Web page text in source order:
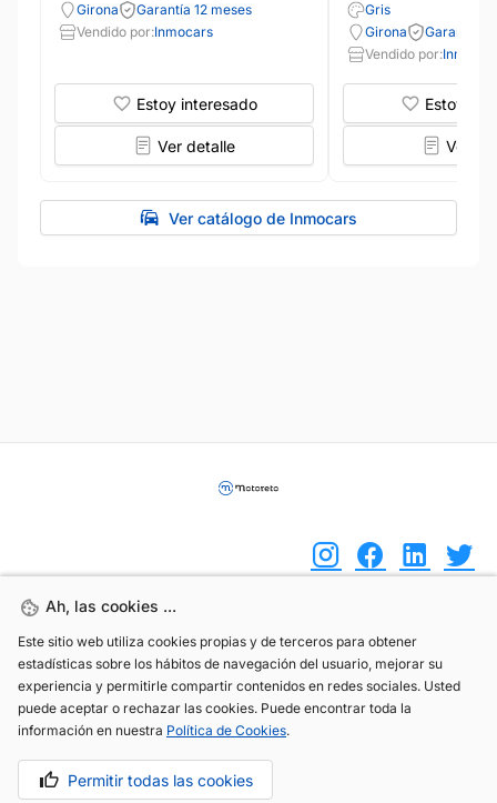
Girona
Garantía 12 meses
Vendido por:Inmocars
Estoy interesado
Ver detalle
Gris
Girona
Garantía
Vendido por:
Estoy
Ver
Ver catálogo de Inmocars
Ah, las cookies ...
Este sitio web utiliza cookies propias y de terceros para obtener
estadísticas sobre los hábitos de navegación del usuario, mejorar su
experiencia y permitirle compartir contenidos en redes sociales. Usted
puede aceptar o rechazar las cookies. Puede encontrar toda la
información en nuestra Política de Cookies.
Permitir todas las cookies
Ah, las cookies ...
Este sitio web utiliza cookies propias y de terceros para obtener
estadísticas sobre los hábitos de navegación del usuario, mejorar su
experiencia y permitirle compartir contenidos en redes sociales. Usted
puede aceptar o rechazar las cookies. Puede encontrar toda la
información en nuestra Política de Cookies.
Permitir todas las cookies
(+34) 744 408 070
info@motoreto.com
Aviso legal Política de cookies